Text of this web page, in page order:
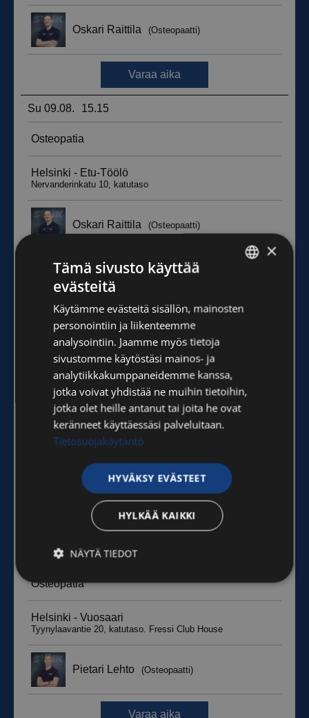
ENGLISH
×
Tämä sivusto käyttää
evästeitä
Käytämme evästeitä sisällön, mainosten
personointiin ja liikenteemme
analysointiin. Jaamme myös tietoja
sivustomme käytöstäsi mainos- ja
analytiikkakumppaneidemme kanssa,
jotka voivat yhdistää ne muihin tietoihin,
jotka olet heille antanut tai joita he ovat
keränneet käyttäessäsi palveluitaan.
Tietosuojakäytäntö
HYVÄKSY EVÄSTEET
HYLKÄÄ KAIKKI
NÄYTÄ TIEDOT
Ehdottomasti
Suorituskyvylliset
Kohdentavat Toiminnalliset
Luokittelemattomat